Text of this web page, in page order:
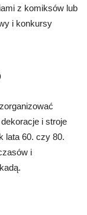
z komiksów lub
i konkursy
i stroje
lata 60. czy 80.
i